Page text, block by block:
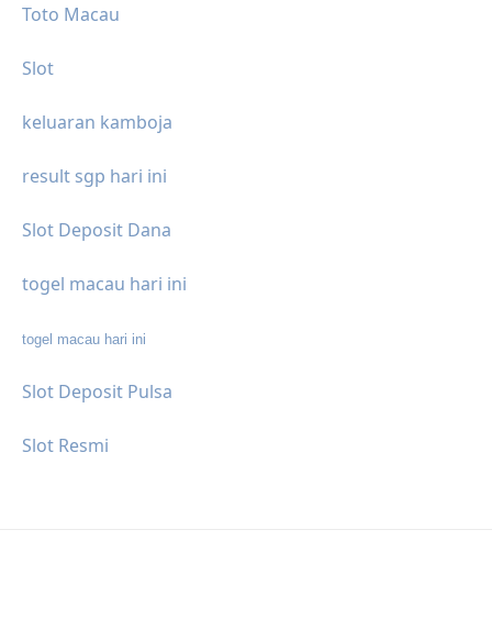
Toto Macau
Slot
keluaran kamboja
result sgp hari ini
Slot Deposit Dana
togel macau hari ini
togel macau hari ini
Slot Deposit Pulsa
Slot Resmi